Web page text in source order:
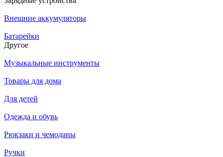
Внешние аккумуляторы
Батарейки
Другое
Музыкальные инструменты
Товары для дома
Для детей
Одежда и обувь
Рюкзаки и чемоданы
Ручки